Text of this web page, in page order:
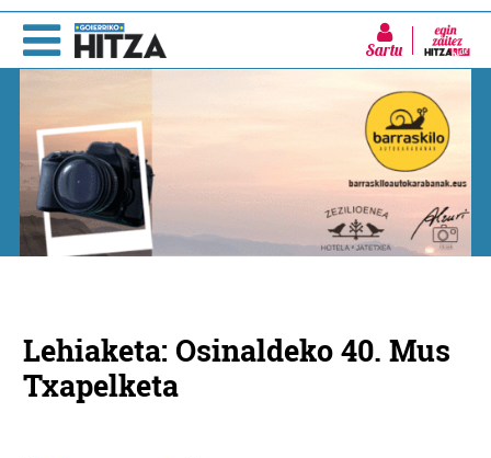
Sartu
Lehiaketa: Osinaldeko 40. Mus
Txapelketa